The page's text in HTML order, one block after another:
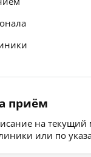
приём
на
или по